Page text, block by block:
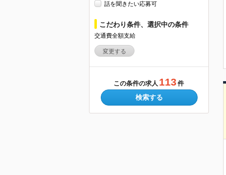
話を聞きたい応募可
こだわり条件、選択中の条件
交通費全額支給
変更する
この条件の求人 113 件
検索する